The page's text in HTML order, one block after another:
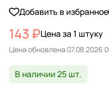
Добавить в избранное
143 ₽Цена за 1 штуку
Цена обновлена
В наличии 25 шт.